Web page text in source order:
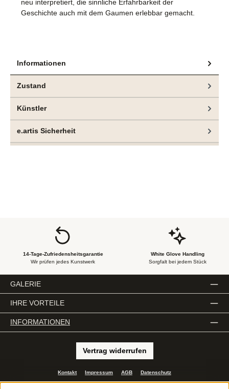
neu interpretiert, die sinnliche Erfahrbarkeit der
Geschichte auch mit dem Gaumen erlebbar gemacht.
Informationen
Zustand
Künstler
e.artis Sicherheit
14-Tage-Zufriedensheitsgarantie
Wir prüfen jedes Kunstwerk
White Glove Handling
Sorgfalt bei jedem Stück
GALERIE
IHRE VORTEILE
INFORMATIONEN
Vertrag widerrufen
Kontakt Impressum AGB Datenschutz